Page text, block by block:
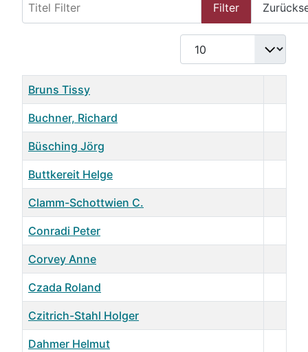
Filter
Anzeige #
Name Details
Bruns Tissy
Buchner, Richard
Büsching Jörg
Buttkereit Helge
Clamm-Schottwien C.
Conradi Peter
Corvey Anne
Czada Roland
Czitrich-Stahl Holger
Dahmer Helmut